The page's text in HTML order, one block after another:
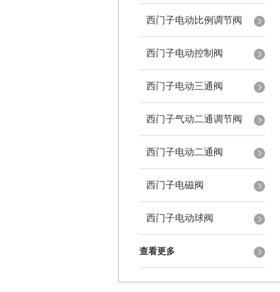
西门子电动比例调节阀
西门子电动控制阀
西门子电动三通阀
西门子气动二通调节阀
西门子电动二通阀
西门子电磁阀
西门子电动球阀
查看更多